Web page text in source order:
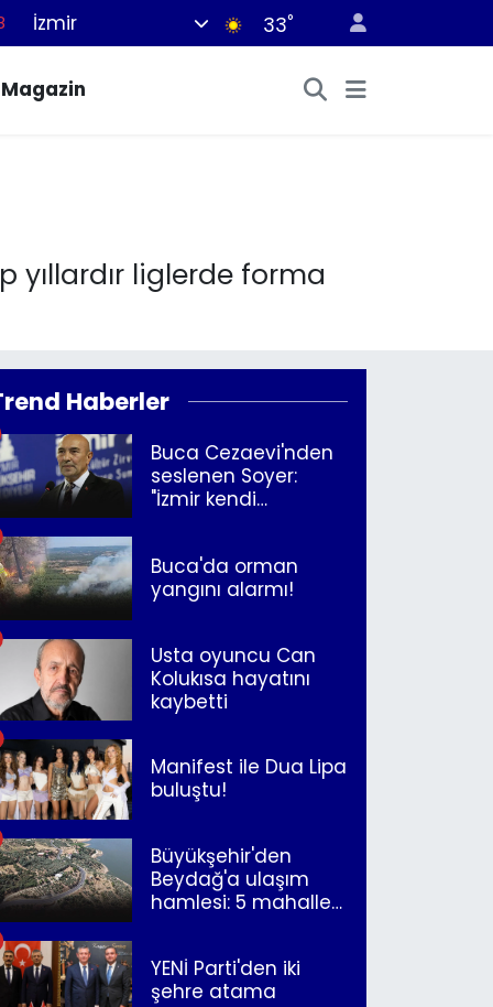
İzmir 33°
Magazin
yıllardır liglerde forma
Haberler
Buca Cezaevi'nden
seslenen Soyer:
"İzmir kendi
Buca'da orman
yangını alarmı!
Usta oyuncu Can
Kolukısa hayatını
kaybetti
Manifest ile Dua Lipa
buluştu!
Büyükşehir'den
Beydağ'a ulaşım
hamlesi: 5 mahalle
YENİ Parti'den iki
şehre atama